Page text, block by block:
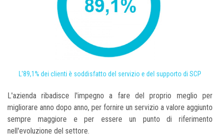
L'89,1% dei clienti è soddisfatto del servizio e del supporto di SCP
L'azienda ribadisce l'impegno a fare del proprio meglio per
migliorare anno dopo anno, per fornire un servizio a valore aggiunto
sempre maggiore e per essere un punto di riferimento
nell'evoluzione del settore.